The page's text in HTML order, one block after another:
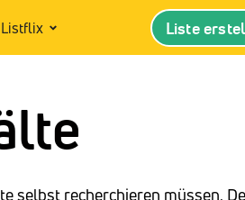
Liste
selbst recherchieren müssen.